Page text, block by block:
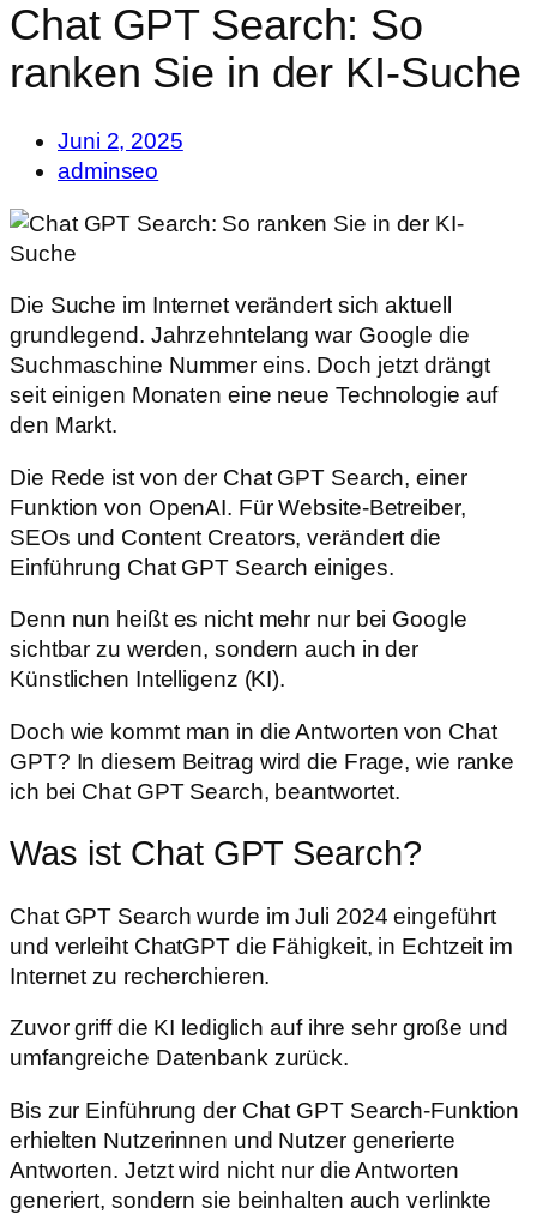
Chat GPT Search: So
ranken Sie in der KI-Suche
Juni 2, 2025
adminseo
Die Suche im Internet verändert sich aktuell
grundlegend. Jahrzehntelang war Google die
Suchmaschine Nummer eins. Doch jetzt drängt
seit einigen Monaten eine neue Technologie auf
den Markt.
Die Rede ist von der Chat GPT Search, einer
Funktion von OpenAI. Für Website-Betreiber,
SEOs und Content Creators, verändert die
Einführung Chat GPT Search einiges.
Denn nun heißt es nicht mehr nur bei Google
sichtbar zu werden, sondern auch in der
Künstlichen Intelligenz (KI).
Doch wie kommt man in die Antworten von Chat
GPT? In diesem Beitrag wird die Frage, wie ranke
ich bei Chat GPT Search, beantwortet.
Was ist Chat GPT Search?
Chat GPT Search wurde im Juli 2024 eingeführt
und verleiht ChatGPT die Fähigkeit, in Echtzeit im
Internet zu recherchieren.
Zuvor griff die KI lediglich auf ihre sehr große und
umfangreiche Datenbank zurück.
Bis zur Einführung der Chat GPT Search-Funktion
erhielten Nutzerinnen und Nutzer generierte
Antworten. Jetzt wird nicht nur die Antworten
generiert, sondern sie beinhalten auch verlinkte